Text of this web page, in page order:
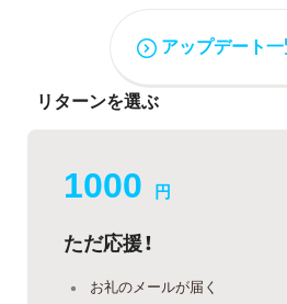
アップデート
リターンを選ぶ
1000 円
ただ応援！
お礼のメールが届く